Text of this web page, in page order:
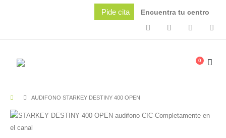
Pide cita Encuentra tu centro
0
AUDIFONO STARKEY DESTINY 400 OPEN